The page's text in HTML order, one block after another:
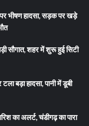
भीषण हादसा, सड़क पर खड़े
सौगात, शहर में शुरू हुई सिटी
बड़ा हादसा, पानी में डूबी
का अलर्ट, चंडीगढ़ का पारा